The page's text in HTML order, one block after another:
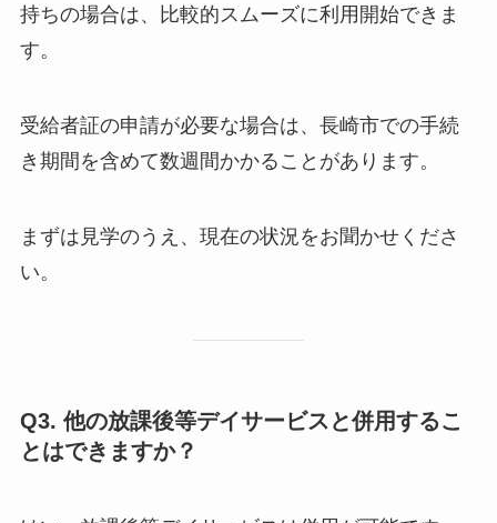
持ちの場合は、比較的スムーズに利用開始できま
す。
受給者証の申請が必要な場合は、長崎市での手続
き期間を含めて数週間かかることがあります。
まずは見学のうえ、現在の状況をお聞かせくださ
い。
Q3. 他の放課後等デイサービスと併用するこ
とはできますか？